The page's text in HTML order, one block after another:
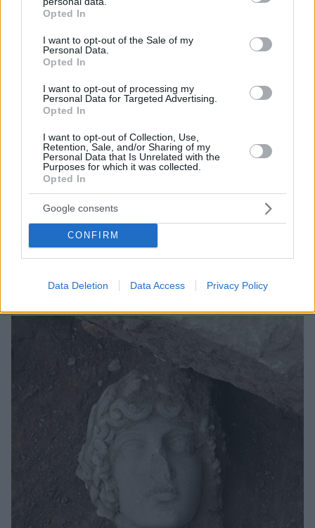
grant or deny consent to Google and its third-party tags to
use your data for below specified purposes in below Google
consent section.
Opted In
I want to opt-out of the Sale of my
Personal Data.
Opted In
I want to opt-out of processing my
Personal Data for Targeted Advertising.
Opted In
I want to opt-out of Collection, Use,
Retention, Sale, and/or Sharing of my
Personal Data that Is Unrelated with the
Purposes for which it was collected.
Opted In
Google consents
CONFIRM
Data Deletion Data Access Privacy Policy
Νέα ευρήματα από το μινωικό ανάκτορο στις Αρχάνες
στο φως
Το μινωικό ανάκτορο των Αρχανών διερευνά και πάλι
από τις αρχές Ιουλίου η αρχαιολόγος Έφη Σαπουνά–
Σακελλαράκη πραγματοποιώντας ανασκαφές στο
συγκρότημα του 1900 π.Χ. έναν από τους
σπουδαιότερους αρχαιολογικούς χώρους της Κρήτης
03.07.2024, 14:55 1